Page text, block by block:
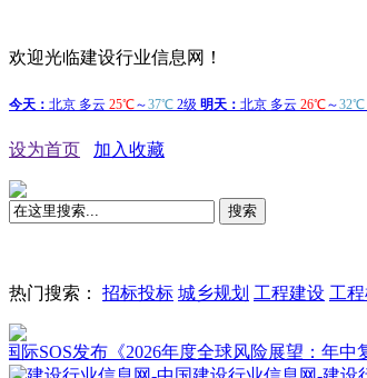
欢迎光临建设行业信息网！
设为首页 加入收藏
搜索
热门搜索： 招标投标 城乡规划 工程建设 工
发布《2026年度全球风险展望：年中复盘洞察